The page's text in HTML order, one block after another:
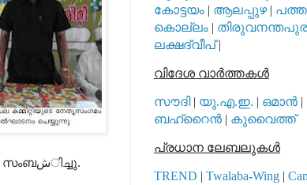
സംബشിച്ചു.
കോട്ടയം | ആലപ്പുഴ|
കൊല്ലം |
ലക്ഷദ്വീപ്|
വിദേശ വാര്‍ത്തകള്‍
സൗദി| യു.എ.ഇ. | ഒമാന്‍ |
ബഹ്റൈന്‍ | കുവൈത്ത്
പ്രധാന ലേബലുകള്‍
TREND | Twalaba-Wing |